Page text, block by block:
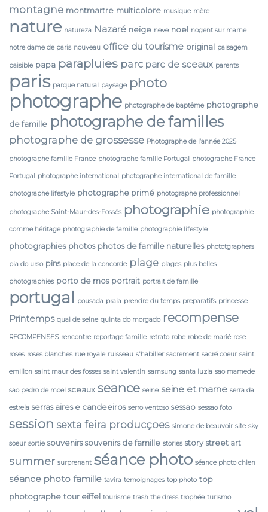
montagne montmartre multicolore musique mère
nature natureza Nazaré neige neve noel nogent sur marne
notre dame de paris nouveau office du tourisme original paisagem
paisible papa parapluies parc parc de sceaux parents
paris parque natural paysage photo
photographe photographe de baptême photographe
de famille photographe de familles
photographe de grossesse Photographe de l’année 2025
photographe famille France photographe famille Portugal photographe France
Portugal photographe international photographe international de famille
photographe lifestyle photographe primé photographe professionnel
photographe Saint-Maur-des-Fossés photographie photographie
comme héritage photographie de famille photographie lifestyle
photographies photos photos de famille naturelles phototgraphers
pia do urso pins place de la concorde plage plages plus belles
photographies porto de mos portrait portrait de famille
portugal pousada praia prendre du temps preparatifs princesse
Printemps quai de seine quinta do morgado recompense
RECOMPENSES rencontre reportage famille retrato robe robe de marié rose
roses roses blanches rue royale ruisseau s'habiller sacrement sacré coeur saint
emilion saint maur des fosses saint valentin samsung santa luzia sao mamede
sao pedro de moel sceaux seance seine seine et marne serra da
estrela serras aires e candeeiros serro ventoso sessao sessao foto
session sexta feira producçoes simone de beauvoir site sky
soeur sortie souvenirs souvenirs de famille stories story street art
summer surprenant séance photo séance photo chien
séance photo famille tavira temoignages top photo top
photographe tour eiffel tourisme trash the dress trophée turismo